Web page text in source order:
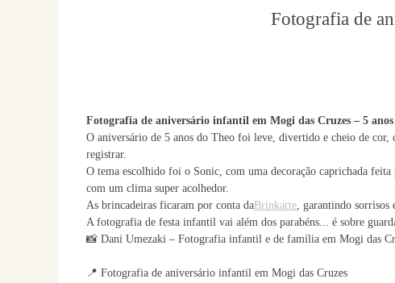
Fotografia de
Fotografia de aniversário infantil em Mogi das Cruzes – 5
O aniversário de 5 anos do Theo foi leve, divertido e cheio de cor,
registrar.
O tema escolhido foi o Sonic, com uma decoração caprichada feita
com um clima super acolhedor.
As brincadeiras ficaram por conta daBrinkarte, garantindo sorrisos
A fotografia de festa infantil vai além dos parabéns... é sobre
📸 Dani Umezaki – Fotografia infantil e de família em Mogi das
📍 Fotografia de aniversário infantil em Mogi das Cruzes